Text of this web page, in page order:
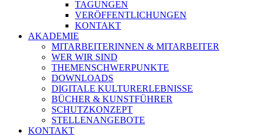
TAGUNGEN
VERÖFFENTLICHUNGEN
KONTAKT
AKADEMIE
MITARBEITERINNEN & MITARBEITER
WER WIR SIND
THEMENSCHWERPUNKTE
DOWNLOADS
DIGITALE KULTURERLEBNISSE
BÜCHER & KUNSTFÜHRER
SCHUTZKONZEPT
STELLENANGEBOTE
KONTAKT